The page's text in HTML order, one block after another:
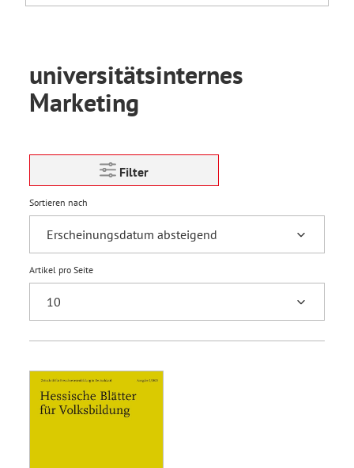
universitätsinternes
Marketing
Filter
Sortieren nach
Artikel pro Seite